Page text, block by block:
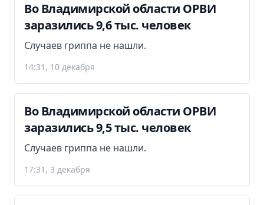
Во Владимирской области ОРВИ
заразились 9,6 тыс. человек
Случаев гриппа не нашли.
14:31, 10 декабря
Во Владимирской области ОРВИ
заразились 9,5 тыс. человек
Случаев гриппа не нашли.
17:31, 3 декабря